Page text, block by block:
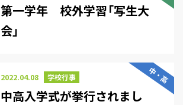
第一学年 校外学習「写生大
会」
中・高
2022.04.08 学校行事
中高入学式が挙行されまし